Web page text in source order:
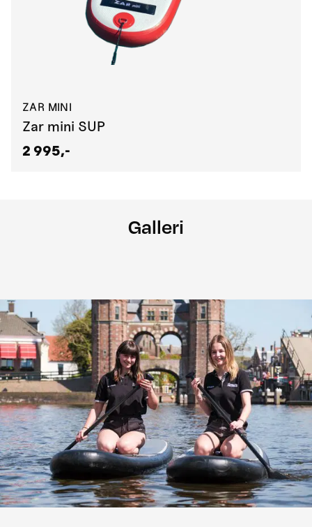
ZAR MINI
Zar mini SUP
2 995,-
Galleri